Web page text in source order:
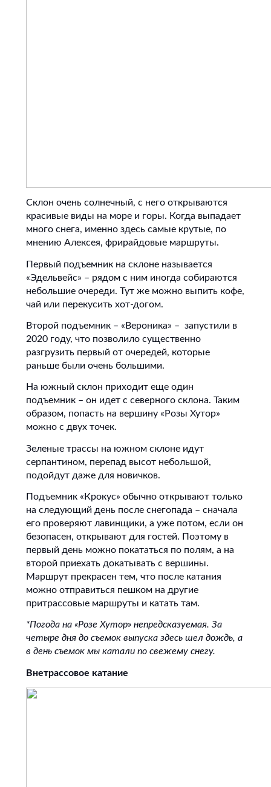
Склон очень солнечный, с него открываются
красивые виды на море и горы. Когда выпадает
много снега, именно здесь самые крутые, по
мнению Алексея, фрирайдовые маршруты.
Первый подъемник на склоне называется
«Эдельвейс» – рядом с ним иногда собираются
небольшие очереди. Тут же можно выпить кофе,
чай или перекусить хот-догом.
Второй подъемник – «Вероника» – запустили в
2020 году, что позволило существенно
разгрузить первый от очередей, которые
раньше были очень большими.
На южный склон приходит еще один
подъемник – он идет с северного склона. Таким
образом, попасть на вершину «Розы Хутор»
можно с двух точек.
Зеленые трассы на южном склоне идут
серпантином, перепад высот небольшой,
подойдут даже для новичков.
Подъемник «Крокус» обычно открывают только
на следующий день после снегопада – сначала
его проверяют лавинщики, а уже потом, если он
безопасен, открывают для гостей. Поэтому в
первый день можно покататься по полям, а на
второй приехать докатывать с вершины.
Маршрут прекрасен тем, что после катания
можно отправиться пешком на другие
притрассовые маршруты и катать там.
*Погода на «Розе Хутор» непредсказуемая. За
четыре дня до съемок выпуска здесь шел дождь, а
в день съемок мы катали по свежему снегу.
Внетрассовое катание